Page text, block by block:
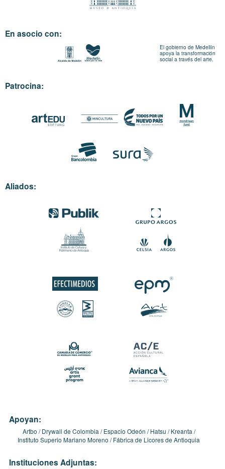
En asocio con:
El gobierno de Medellín
apoya la transformación
social a través del arte.
Patrocina:
Aliados:
Apoyan:
Artbo Drywall de Colombia Espacio Odeón Hatsu
Kreanta
Instituto Superio Mariano Moreno
Fábrica de Licores de Antioquia
Instituciones Adjuntas: